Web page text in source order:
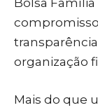
Bolsa
organização
Mais do que